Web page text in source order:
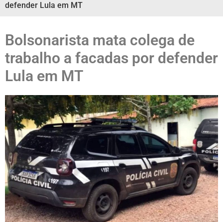
defender Lula em MT
Bolsonarista mata colega de
trabalho a facadas por defender
Lula em MT